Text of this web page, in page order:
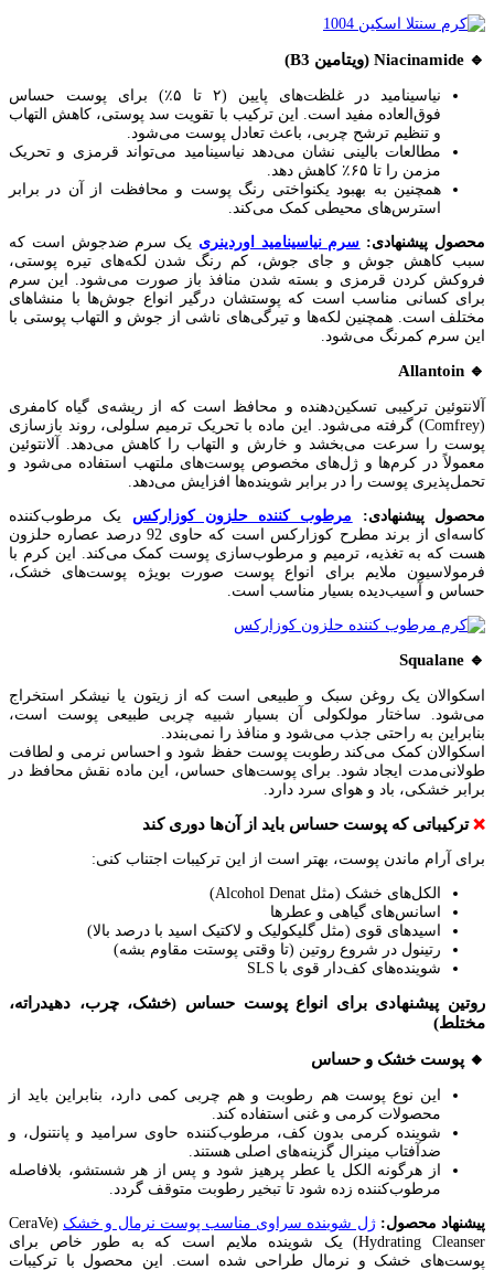
🔹 Niacinamide (ویتامین B3)
نیاسینامید در غلظت‌های پایین (۲ تا ۵٪) برای پوست حساس
فوق‌العاده مفید است. این ترکیب با تقویت سد پوستی، کاهش التهاب
و تنظیم ترشح چربی، باعث تعادل پوست می‌شود.
مطالعات بالینی نشان می‌دهد نیاسینامید می‌تواند قرمزی و تحریک
مزمن را تا ۶۵٪ کاهش دهد.
همچنین به بهبود یکنواختی رنگ پوست و محافظت از آن در برابر
استرس‌های محیطی کمک می‌کند.
محصول پیشنهادی: سرم نیاسینامید اوردینری یک سرم ضدجوش است که
سبب کاهش جوش و جای جوش، کم رنگ شدن لکه‌های تیره پوستی،
فروکش کردن قرمزی و بسته شدن منافذ باز صورت می‌شود. این سرم
برای کسانی مناسب است که پوستشان درگیر انواع جوش‌ها با منشاهای
مختلف است. همچنین لکه‌ها و تیرگی‌های ناشی از جوش و التهاب پوستی با
این سرم کمرنگ می‌شود.
🔹 Allantoin
آلانتوئین ترکیبی تسکین‌دهنده و محافظ است که از ریشه‌ی گیاه کامفری
(Comfrey) گرفته می‌شود. این ماده با تحریک ترمیم سلولی، روند بازسازی
پوست را سرعت می‌بخشد و خارش و التهاب را کاهش می‌دهد. آلانتوئین
معمولاً در کرم‌ها و ژل‌های مخصوص پوست‌های ملتهب استفاده می‌شود و
تحمل‌پذیری پوست را در برابر شوینده‌ها افزایش می‌دهد.
محصول پیشنهادی: مرطوب کننده حلزون کوزارکس
یک مرطوب‌کننده
کاسه‌ای از برند مطرح کوزارکس است که حاوی 92 درصد عصاره حلزون
هست که به تغذیه، ترمیم و مرطوب‌سازی پوست کمک می‌کند. این کرم با
فرمولاسیون ملایم برای انواع پوست صورت بویژه پوست‌های خشک،
حساس و آسیب‌دیده بسیار مناسب است.
🔹 Squalane
اسکوالان یک روغن سبک و طبیعی است که از زیتون یا نیشکر استخراج
می‌شود. ساختار مولکولی آن بسیار شبیه چربی طبیعی پوست است،
بنابراین به راحتی جذب می‌شود و منافذ را نمی‌بندد.
اسکوالان کمک می‌کند رطوبت پوست حفظ شود و احساس نرمی و لطافت
طولانی‌مدت ایجاد شود. برای پوست‌های حساس، این ماده نقش محافظ در
برابر خشکی، باد و هوای سرد دارد.
❌ ترکیباتی که پوست حساس باید از آن‌ها دوری کند
برای آرام ماندن پوست، بهتر است از این ترکیبات اجتناب کنی:
الکل‌های خشک (مثل Alcohol Denat)
اسانس‌های گیاهی و عطرها
اسیدهای قوی (مثل گلیکولیک و لاکتیک اسید با درصد بالا)
رتینول در شروع روتین (تا وقتی پوستت مقاوم بشه)
شوینده‌های کف‌دار قوی با SLS
روتین پیشنهادی برای انواع پوست حساس (خشک، چرب، دهیدراته،
مختلط)
🔸 پوست خشک و حساس
این نوع پوست هم رطوبت و هم چربی کمی دارد، بنابراین باید از
محصولات کرمی و غنی استفاده کند.
شوینده کرمی بدون کف، مرطوب‌کننده حاوی سرامید و پانتنول، و
ضدآفتاب مینرال گزینه‌های اصلی هستند.
از هرگونه الکل یا عطر پرهیز شود و پس از هر شستشو، بلافاصله
مرطوب‌کننده زده شود تا تبخیر رطوبت متوقف گردد.
پیشنهاد محصول:ژل شوینده سراوی مناسب پوست نرمال و خشک
(CeraVe
Hydrating Cleanser) یک شوینده ملایم است که به طور خاص برای
پوست‌های خشک و نرمال طراحی شده است. این محصول با ترکیبات